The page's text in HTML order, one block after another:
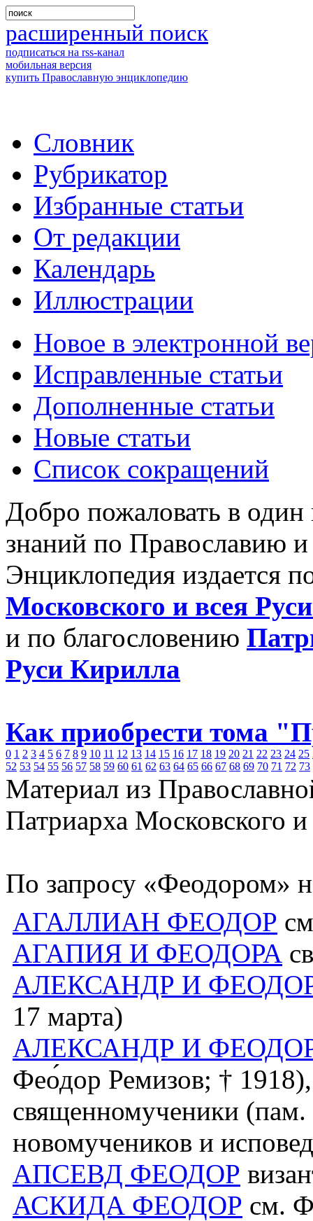
расширенный поиск
подписаться на rss-канал
мобильная версия
купить Православную энциклопедию
Словник
Рубрикатор
Избранные статьи
От редакции
Календарь
Иллюстрации
Новое в электронной
Исправленные статьи
Дополненные статьи
Новые статьи
Список сокращений
Добро пожаловать в
знаний по Православию
Энциклопедия издается
Московского и всея
и по благословению
Руси Кирилла
Как приобрести тома
0 1 2 3 4 5 6 7 8 9 10 11 12 13 14 15 16 17 18 19 20 21 22 23 24 25
52 53 54 55 56 57 58 59 60 61 62 63 64 65 66 67 68 69 70 71 72 73
Материал из
Патриарха Московского
По запросу «Феодором»
АГАЛЛИАН ФЕОДОР
АГАПИЯ И ФЕОДОРА
АЛЕКСАНДР И
17 марта)
АЛЕКСАНДР И
Фео́дор Ремизов; †
священномученики
новомучеников и
АПСЕВД ФЕОДОР
АСКИДА ФЕОДОР см.